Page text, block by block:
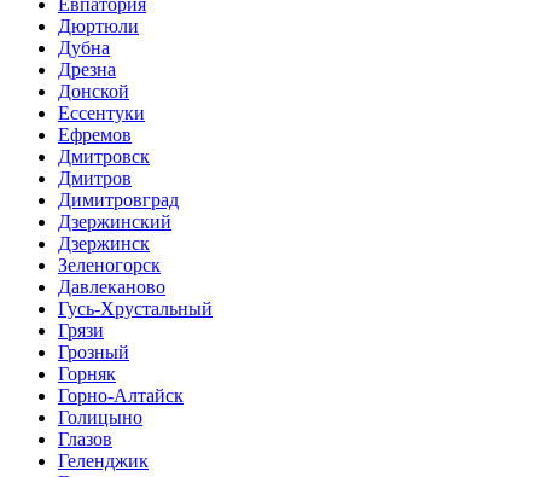
Дюртюли
Дубна
Дрезна
Донской
Ессентуки
Ефремов
Дмитровск
Дмитров
Димитровград
Дзержинский
Дзержинск
Зеленогорск
Давлеканово
Гусь-Хрустальный
Грязи
Грозный
Горняк
Горно-Алтайск
Голицыно
Глазов
Геленджик